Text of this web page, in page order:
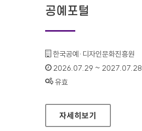
공예포털
기관명 :
한국공예·디자인문화진흥원
인증기간 :
2026.07.29 ~ 2027.07.28
상태 :
유효
공예포털
자세히보기